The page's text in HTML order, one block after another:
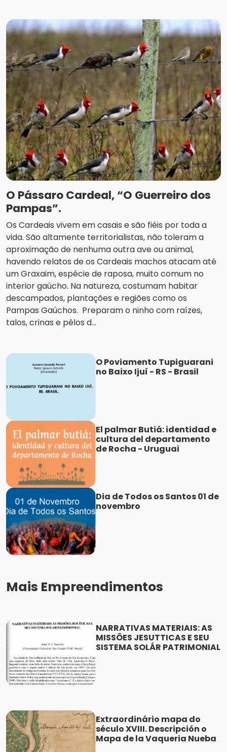
O Pássaro Cardeal, “O Guerreiro dos
Pampas”.
Os Cardeais vivem em casais e são fiéis por toda a
vida. São altamente territorialistas, não toleram a
aproximação de nenhuma outra ave ou animal,
havendo relatos de os Cardeais machos atacam até
um Graxaim, espécie de raposa, muito comum no
interior gaúcho. Na natureza, costumam habitar
descampados, plantações e regiões como os
Pampas Gaúchos. Preparam o ninho com raízes,
talos, crinas e pêlos d...
O Poviamento Tupiguarani
no Baixo Ijuí - RS - Brasil
El palmar Butiá: identidad e
cultura del departamento
de Rocha - Uruguai
Dia de Todos os Santos 01 de
novembro
Mais Empreendimentos
NARRATIVAS MATERIAIS: AS
MISSÕES JESUTTICAS E SEU
SISTEMA SOLÁR PATRIMONIAL
Extraordinário mapa do
século XVIII. Descripción o
Mapa de la Vaqueria Nueba